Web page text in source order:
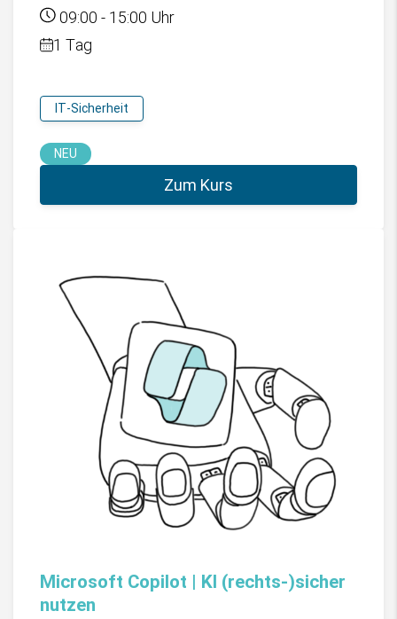
09:00 - 15:00 Uhr
1 Tag
IT-Sicherheit
NEU
Zum Kurs
Microsoft Copilot | KI (rechts-)sicher
nutzen